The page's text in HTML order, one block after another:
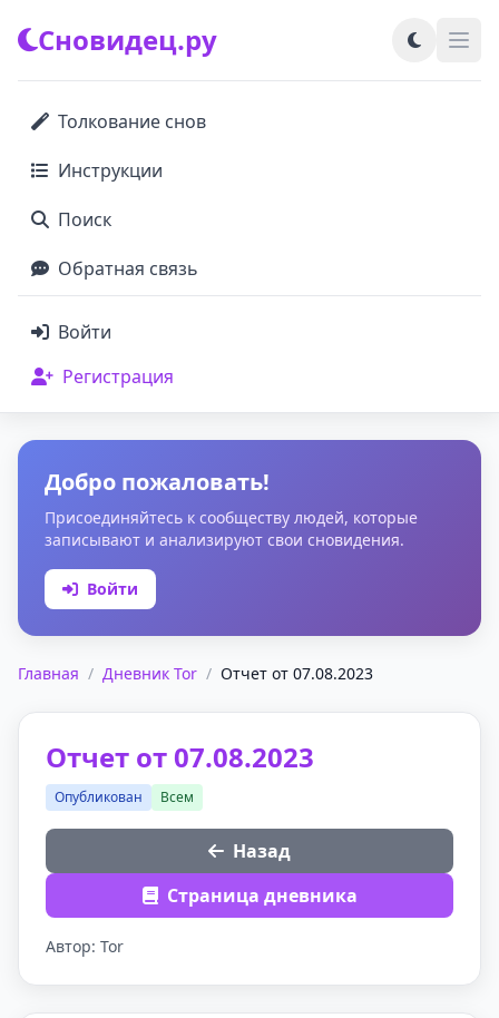
Сновидец.ру
Толкование снов
Инструкции
Поиск
Обратная связь
Войти
Регистрация
Добро пожаловать!
Присоединяйтесь к сообществу людей, которые
записывают и анализируют свои сновидения.
Войти
Главная / Дневник Tor / Отчет от 07.08.2023
Отчет от 07.08.2023
Опубликован Всем
Назад
Страница дневника
Автор: Tor